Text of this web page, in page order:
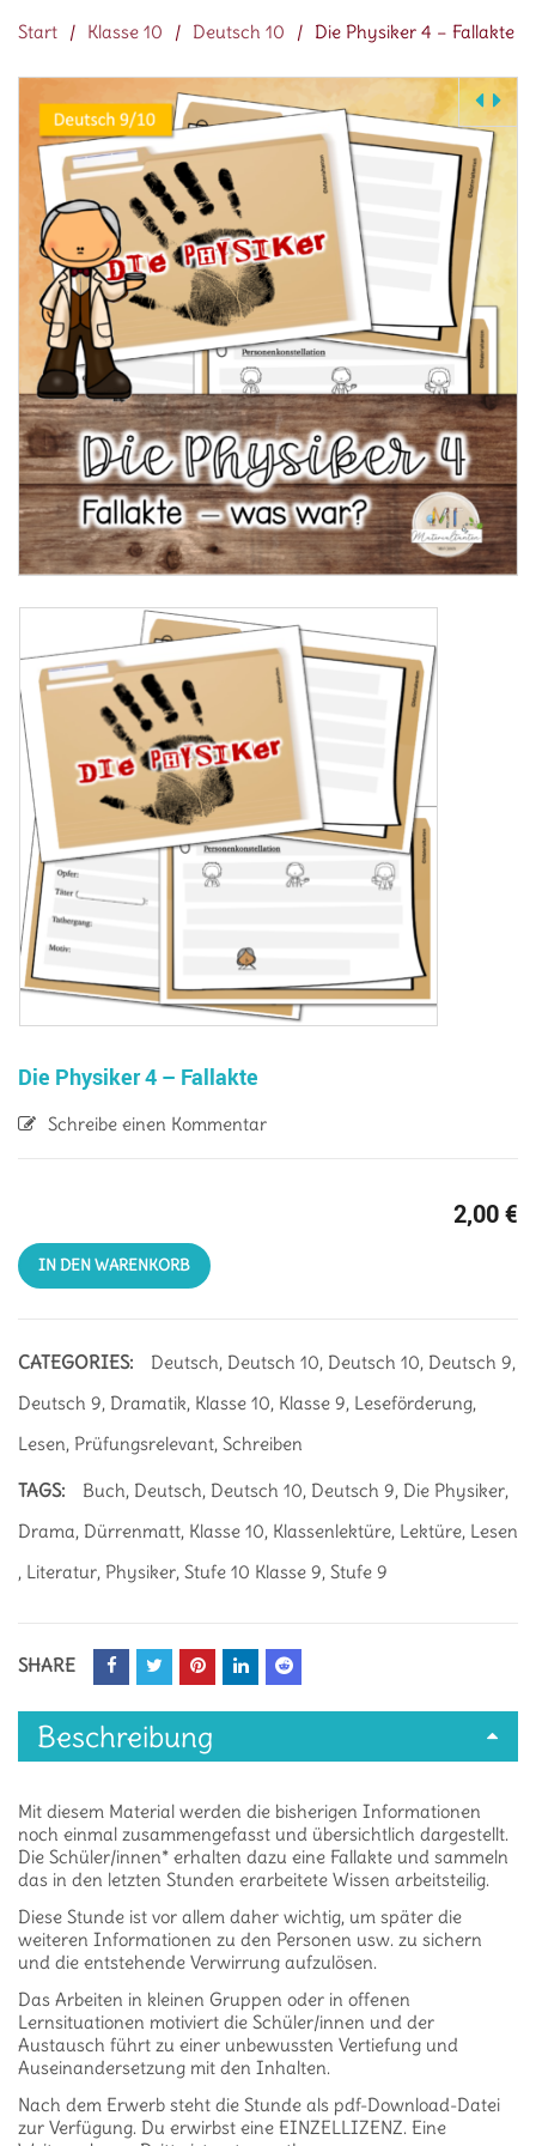
Start / Klasse 10 / Deutsch 10 / Die Physiker 4 – Fallakte
Die Physiker 4 – Fallakte
Schreibe einen Kommentar
2,00€
IN DEN WARENKORB
CATEGORIES: Deutsch, Deutsch 10, Deutsch 10, Deutsch 9,
Deutsch 9, Dramatik, Klasse 10, Klasse 9, Leseförderung,
Lesen, Prüfungsrelevant, Schreiben
TAGS: Buch, Deutsch, Deutsch 10, Deutsch 9, Die Physiker,
Drama, Dürrenmatt, Klasse 10, Klassenlektüre, Lektüre, Lesen
, Literatur, Physiker, Stufe 10 Klasse 9, Stufe 9
SHARE
Beschreibung
Mit diesem Material werden die bisherigen Informationen
noch einmal zusammengefasst und übersichtlich dargestellt.
Die Schüler/innen* erhalten dazu eine Fallakte und sammeln
das in den letzten Stunden erarbeitete Wissen arbeitsteilig.
Diese Stunde ist vor allem daher wichtig, um später die
weiteren Informationen zu den Personen usw. zu sichern
und die entstehende Verwirrung aufzulösen.
Das Arbeiten in kleinen Gruppen oder in offenen
Lernsituationen motiviert die Schüler/innen und der
Austausch führt zu einer unbewussten Vertiefung und
Auseinandersetzung mit den Inhalten.
Nach dem Erwerb steht die Stunde als pdf-Download-Datei
zur Verfügung. Du erwirbst eine EINZELLIZENZ. Eine